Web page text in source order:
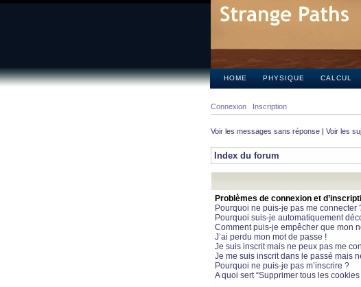
HOME PHYSIQUE CALCUL
Connexion Inscription
Voir les messages sans réponse | Voir les
Index du forum
Problèmes de connexion et
Pourquoi ne puis-je pas me connecter
Pourquoi suis-je automatiquement
Comment puis-je empêcher que mon
J’ai perdu mon mot de passe !
Je suis inscrit mais ne peux pas me
Je me suis inscrit dans le passé mais
Pourquoi ne puis-je pas m’inscrire ?
A quoi sert “Supprimer tous les cookies